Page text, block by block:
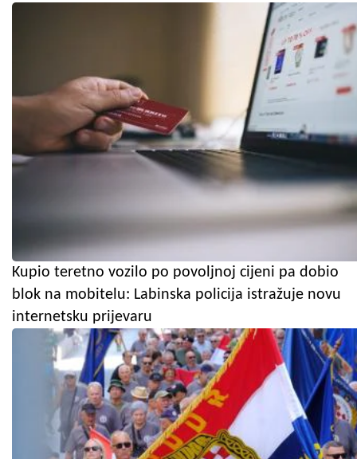
Kupio teretno vozilo po povoljnoj cijeni pa dobio
blok na mobitelu: Labinska policija istražuje novu
internetsku prijevaru